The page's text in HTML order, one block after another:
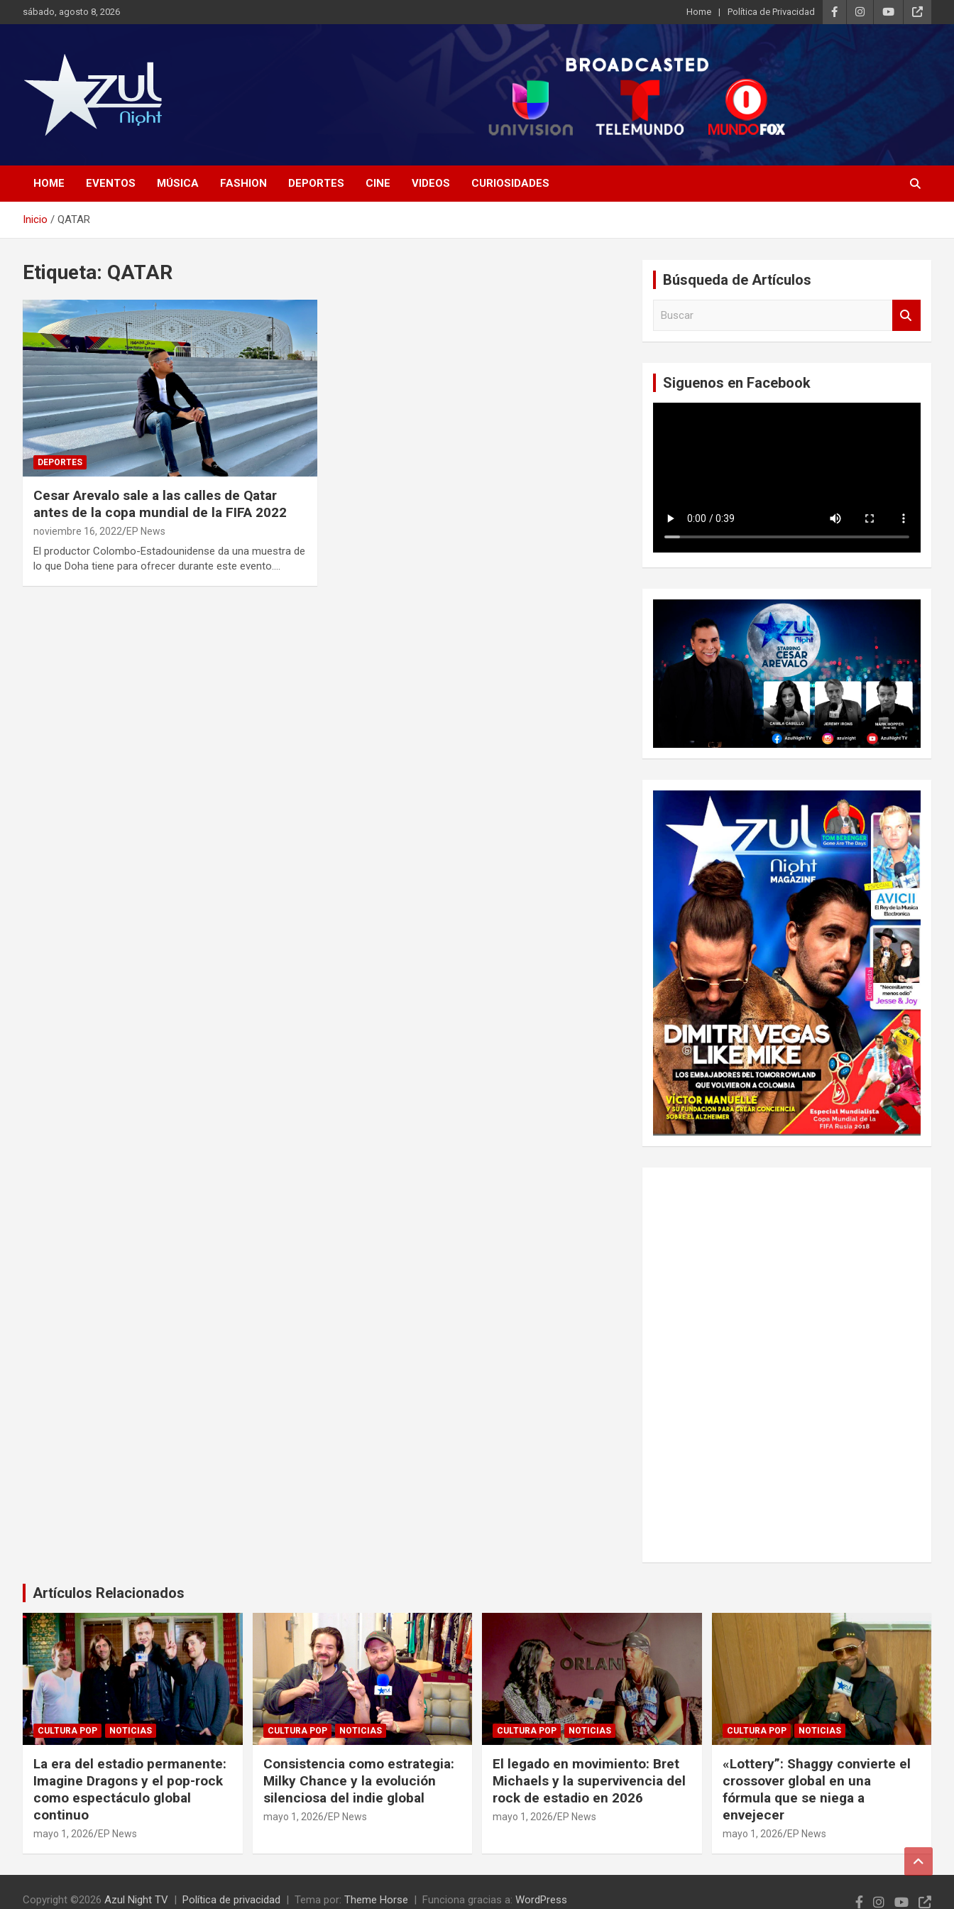
al
sábado, agosto 8, 2026 Home Política de Privacidad
Azul Night TV
HOME EVENTOS MÚSICA FASHION DEPORTES CINE VIDEOS CURIOSIDADES
Inicio QATAR
Etiqueta: QATAR
DEPORTES
Cesar Arevalo sale a las calles de Qatar
antes de la copa mundial de la FIFA 2022
noviembre 16, 2022 EP News
El productor Colombo-Estadounidense da una muestra de
lo que Doha tiene para ofrecer durante este evento.…
Búsqueda de Artículos
Siguenos en Facebook
Artículos Relacionados
CULTURA POP NOTICIAS
La era del estadio permanente:
Imagine Dragons y el pop-rock
como espectáculo global
continuo
mayo 1, 2026 EP News
CULTURA POP NOTICIAS
Consistencia como estrategia:
Milky Chance y la evolución
silenciosa del indie global
mayo 1, 2026 EP News
CULTURA POP NOTICIAS
El legado en movimiento: Bret
Michaels y la supervivencia del
rock de estadio en 2026
mayo 1, 2026 EP News
CULTURA POP NOTICIAS
«Lottery”: Shaggy convierte el
crossover global en una
fórmula que se niega a
envejecer
mayo 1, 2026 EP News
Copyright ©2026 Azul Night TV Política de privacidad Tema por: Theme Horse Funciona gracias a: WordPress